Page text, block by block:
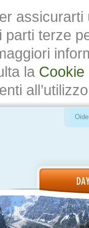
parti terze
la Cookie